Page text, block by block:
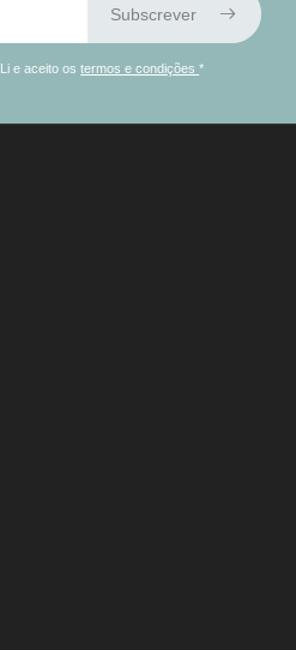
Subscrever
Li e aceito ostermos e condições*